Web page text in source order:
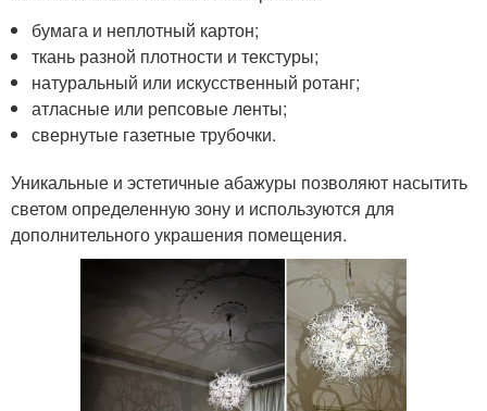
бумага и неплотный картон;
ткань разной плотности и текстуры;
натуральный или искусственный ротанг;
атласные или репсовые ленты;
свернутые газетные трубочки.
Уникальные и эстетичные абажуры позволяют насытить
светом определенную зону и используются для
дополнительного украшения помещения.